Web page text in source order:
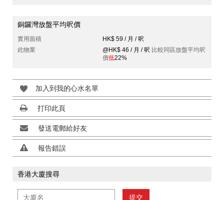
銅鑼灣放盤平均呎價
實用面積
HK$ 59 / 月 / 呎
此物業
@HK$ 46 / 月 / 呎 比較同區放盤平均呎
價低22%
加入到我的心水名單
打印此頁
發送電郵給好友
報告錯誤
香港大廈搜尋
提交